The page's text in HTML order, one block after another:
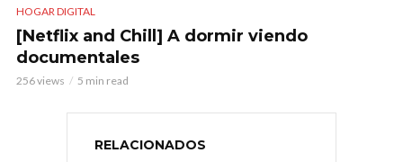
HOGAR DIGITAL
[Netflix and Chill] A dormir viendo
documentales
256 views 5 min read
RELACIONADOS